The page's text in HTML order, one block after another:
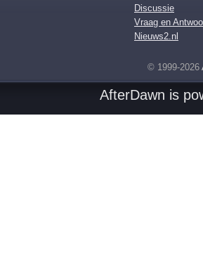
Discussie
Vraag en
Nieuws2.nl
© 1999-2026
AfterDawn is